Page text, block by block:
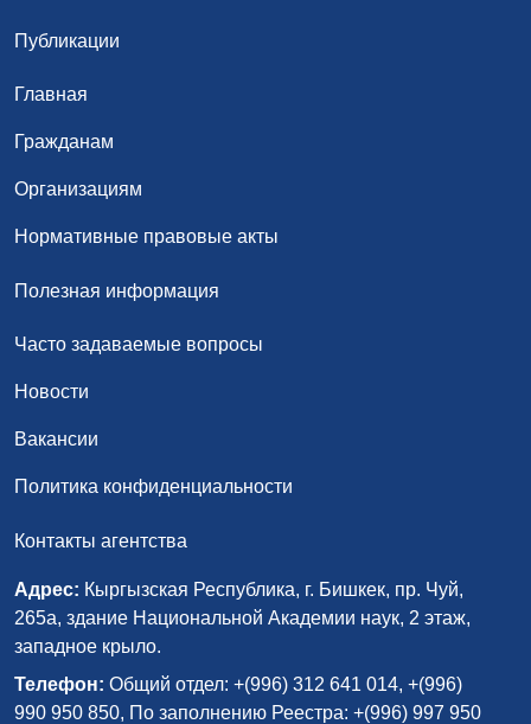
Публикации
Главная
Гражданам
Организациям
Нормативные правовые акты
Полезная информация
Часто задаваемые вопросы
Новости
Вакансии
Политика конфиденциальности
Контакты агентства
Адрес: Кыргызская Республика, г. Бишкек, пр. Чуй,
265а, здание Национальной Академии наук, 2 этаж,
западное крыло.
Телефон: Общий отдел: +(996) 312 641 014, +(996)
990 950 850, По заполнению Реестра: +(996) 997 950